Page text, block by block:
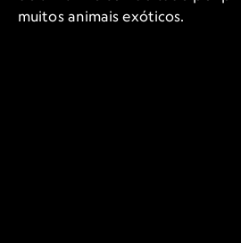
muitos animais exóticos.